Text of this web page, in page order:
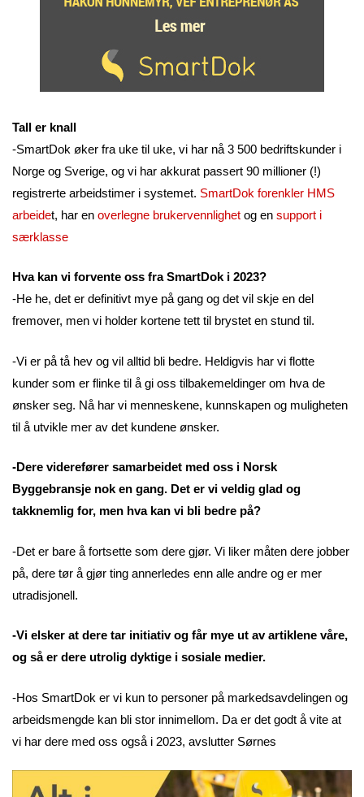
Tall er knall
-SmartDok øker fra uke til uke, vi har nå 3 500 bedriftskunder i
Norge og Sverige, og vi har akkurat passert 90 millioner (!)
registrerte arbeidstimer i systemet. SmartDok forenkler HMS
arbeidet, har en overlegne brukervennlighet og en support i
særklasse
Hva kan vi forvente oss fra SmartDok i 2023?
-He he, det er definitivt mye på gang og det vil skje en del
fremover, men vi holder kortene tett til brystet en stund til.
-Vi er på tå hev og vil alltid bli bedre. Heldigvis har vi flotte
kunder som er flinke til å gi oss tilbakemeldinger om hva de
ønsker seg. Nå har vi menneskene, kunnskapen og muligheten
til å utvikle mer av det kundene ønsker.
-Dere viderefører samarbeidet med oss i Norsk
Byggebransje nok en gang. Det er vi veldig glad og
takknemlig for, men hva kan vi bli bedre på?
-Det er bare å fortsette som dere gjør. Vi liker måten dere jobber
på, dere tør å gjør ting annerledes enn alle andre og er mer
utradisjonell.
-Vi elsker at dere tar initiativ og får mye ut av artiklene våre,
og så er dere utrolig dyktige i sosiale medier.
-Hos SmartDok er vi kun to personer på markedsavdelingen og
arbeidsmengde kan bli stor innimellom. Da er det godt å vite at
vi har dere med oss også i 2023, avslutter Sørnes